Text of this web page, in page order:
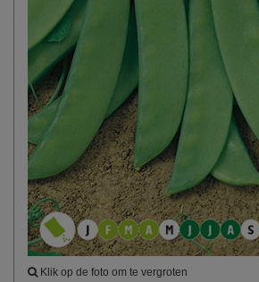
Klik op de foto om te vergroten